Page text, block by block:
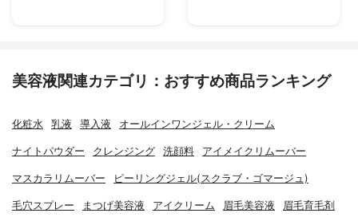
美容液関連カテゴリ：おすすめ商品ランキング
化粧水 乳液 導入液 オールインワンジェル・クリーム
ナイトパウダー クレンジング 洗顔料 アイメイクリムーバー
マスカラリムーバー ピーリングジェル(スクラブ・ゴマージュ)
毛穴スプレー まつげ美容液 アイクリーム 眉毛美容液 眉毛育毛剤